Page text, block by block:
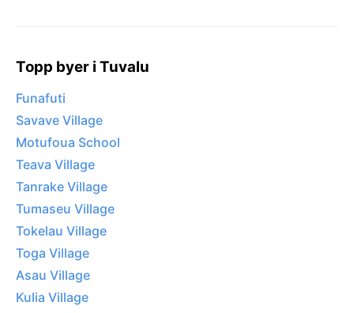
Topp byer i Tuvalu
Funafuti
Savave Village
Motufoua School
Teava Village
Tanrake Village
Tumaseu Village
Tokelau Village
Toga Village
Asau Village
Kulia Village